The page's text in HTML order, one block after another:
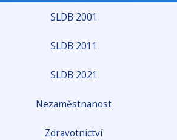
SLDB 2001
SLDB 2011
SLDB 2021
Nezaměstnanost
Zdravotnictví